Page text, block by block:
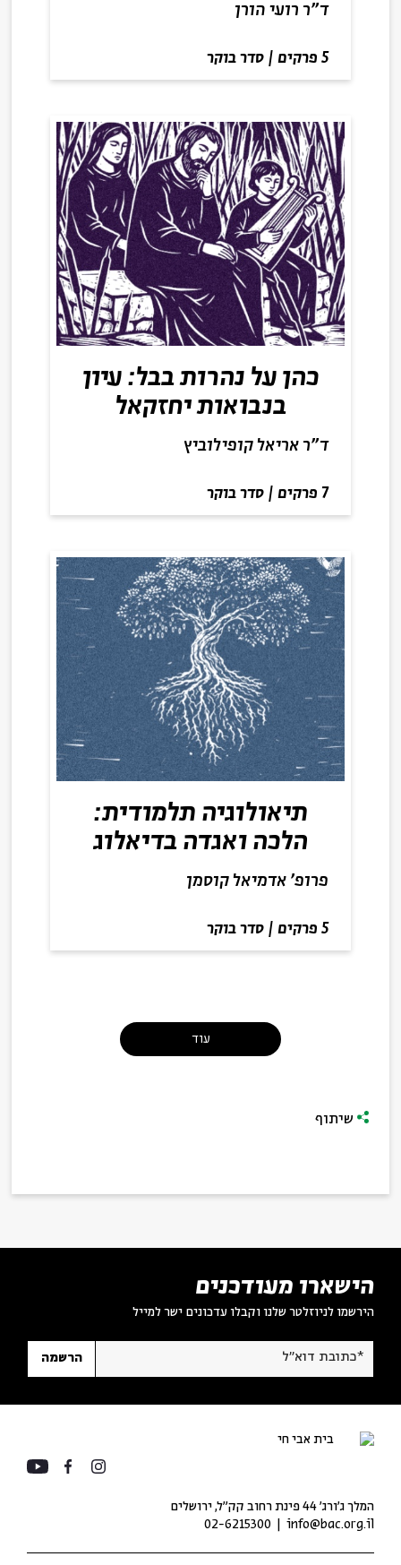
ד"ר רועי הורן
5 פרקים | סדר בוקר
כהן על נהרות בבל: עיון
בנבואות יחזקאל
ד"ר אריאל קופילוביץ
7 פרקים | סדר בוקר
תיאולוגיה תלמודית:
הלכה ואגדה בדיאלוג
פרופ' אדמיאל קוסמן
5 פרקים | סדר בוקר
עוד
שיתוף
הישארו מעודכנים
הירשמו לניוזלטר שלנו וקבלו עדכונים ישר למייל
*כתובת דוא"ל הרשמה
המלך ג'ורג' 44 פינת רחוב קק״ל, ירושלים
info@bac.org.il
02-6215300